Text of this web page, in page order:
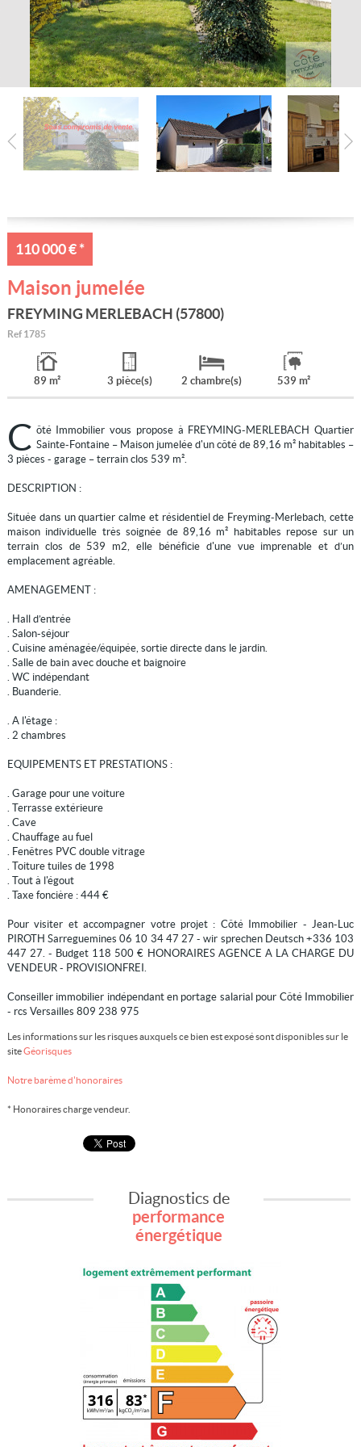
Nos conseillers
Estimation gratuite
Contact
110 000 €*
Maison jumelée
FREYMING MERLEBACH (57800)
Ref1785
89 m² 3 pièce(s) 2 chambre(s) 539 m²
C ôté Immobilier vous propose à FREYMING-MERLEBACH Quartier
Sainte-Fontaine – Maison jumelée d'un côté de 89,16 m² habitables –
3 pièces - garage – terrain clos 539 m².
DESCRIPTION :
Située dans un quartier calme et résidentiel de Freyming-Merlebach, cette
maison individuelle très soignée de 89,16 m² habitables repose sur un
terrain clos de 539 m2, elle bénéficie d'une vue imprenable et d’un
emplacement agréable.
AMENAGEMENT :
. Hall d’entrée
. Salon-séjour
. Cuisine aménagée/équipée, sortie directe dans le jardin.
. Salle de bain avec douche et baignoire
. WC indépendant
. Buanderie.
. A l'étage :
. 2 chambres
EQUIPEMENTS ET PRESTATIONS :
. Garage pour une voiture
. Terrasse extérieure
. Cave
. Chauffage au fuel
. Fenêtres PVC double vitrage
. Toiture tuiles de 1998
. Tout à l'égout
. Taxe foncière : 444 €
Pour visiter et accompagner votre projet : Côté Immobilier - Jean-Luc
PIROTH Sarreguemines 06 10 34 47 27 - wir sprechen Deutsch +336 103
447 27. - Budget 118 500 € HONORAIRES AGENCE A LA CHARGE DU
VENDEUR - PROVISIONFREI.
Conseiller immobilier indépendant en portage salarial pour Côté Immobilier
- rcs Versailles 809 238 975
Les informations sur les risques auxquels ce bien est exposé sont disponibles sur le
siteGéorisques
Notre barème d'honoraires
* Honoraires charge vendeur.
Diagnostics de
performance
énergétique